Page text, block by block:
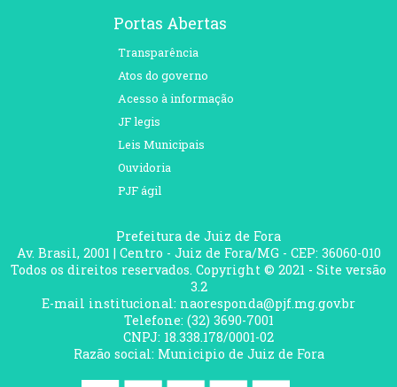
Portas Abertas
Transparência
Atos do governo
Acesso à informação
JF legis
Leis Municipais
Ouvidoria
PJF ágil
Prefeitura de Juiz de Fora
Av. Brasil, 2001 | Centro - Juiz de Fora/MG - CEP: 36060-010
Todos os direitos reservados. Copyright © 2021 - Site versão
3.2
E-mail institucional: naoresponda@pjf.mg.gov.br
Telefone: (32) 3690-7001
CNPJ: 18.338.178/0001-02
Razão social: Municipio de Juiz de Fora